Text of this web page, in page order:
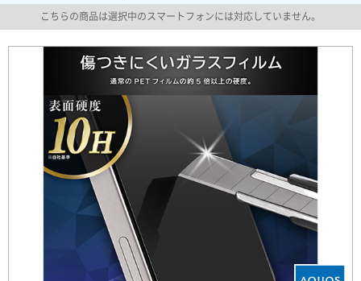
こちらの商品は選択中のスマートフォンには対応していません。